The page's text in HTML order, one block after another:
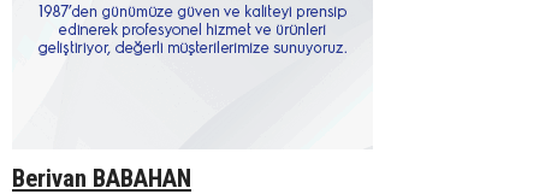
Berivan BABAHAN